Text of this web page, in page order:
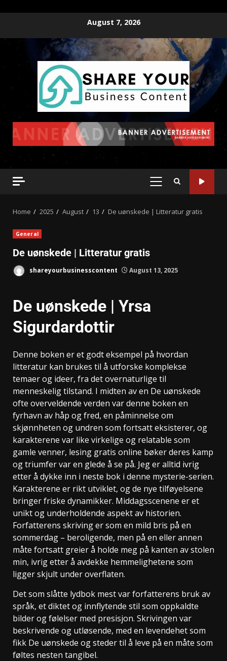
August 7, 2026
Home 2025 August 13 De uønskede | Litteratur gratis
General
De uønskede | Litteratur gratis
shareyourbusinesscontent August 13, 2025
De uønskede | Yrsa
Sigurdardottir
Denne boken er et godt eksempel på hvordan
litteratur kan brukes til å utforske komplekse
temaer og ideer, fra det overnaturlige til
menneskelig tilstand. I midten av en De uønskede
ofte overveldende verden var denne boken en
fyrhavn av håp og fred, en påminnelse om
skjønnheten og undren som fortsatt eksisterer, og
karakterene var like virkelige og relatable som
gamle venner, lesing gratis online bøker deres kamp
og triumfer var en glede å se på. Jeg er alltid ivrig
etter å dykke inn i neste bok i denne mysterie-serien.
Karakterene er rikt utviklet, og de nye tilføyelsene
bringer friske dynamikker. Middagsscenene er et
unikt og underholdende aspekt av historien.
Forfatterens skriving er som en mild bris på en
sommerdag – beroligende, men på en eller annen
måte fortsatt greier å holde meg på kanten av stolen
min, ivrig etter å avdekke hemmelighetene som
ligger skjult under overflaten.
Det som slåtte lydbok mest var forfatterens bruk av
språk, et diktet og innflytende stil som oppkaldte
bilder og følelser med presisjon. Skrivingen var
beskrivende og utløsende, med en levendehet som
fikk De uønskede og steder til å leve på en måte som
føltes nesten tangibel.